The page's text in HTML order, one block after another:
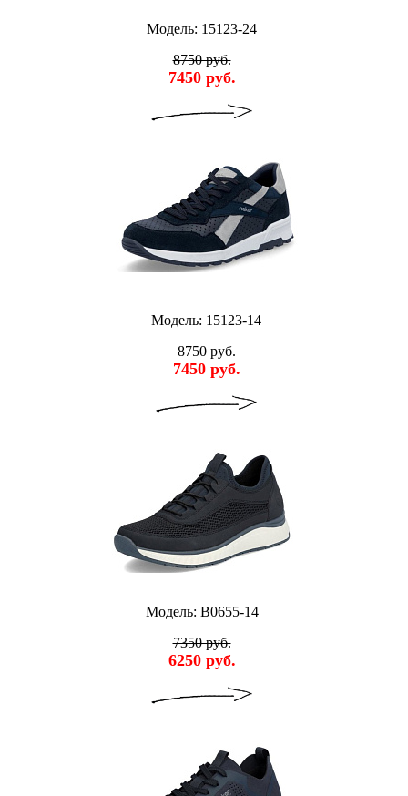
Модель: 15123-24
8750 руб.
7450 руб.
Модель: 15123-14
8750 руб.
7450 руб.
Модель: B0655-14
7350 руб.
6250 руб.